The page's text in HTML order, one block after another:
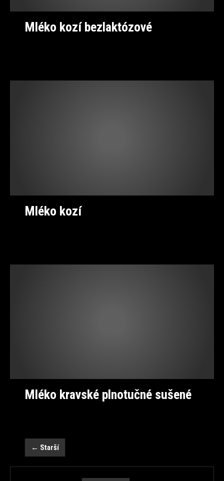
Mléko kozí bezlaktózové
Mléko kozí
Mléko kravské plnotučné sušené
← Starší